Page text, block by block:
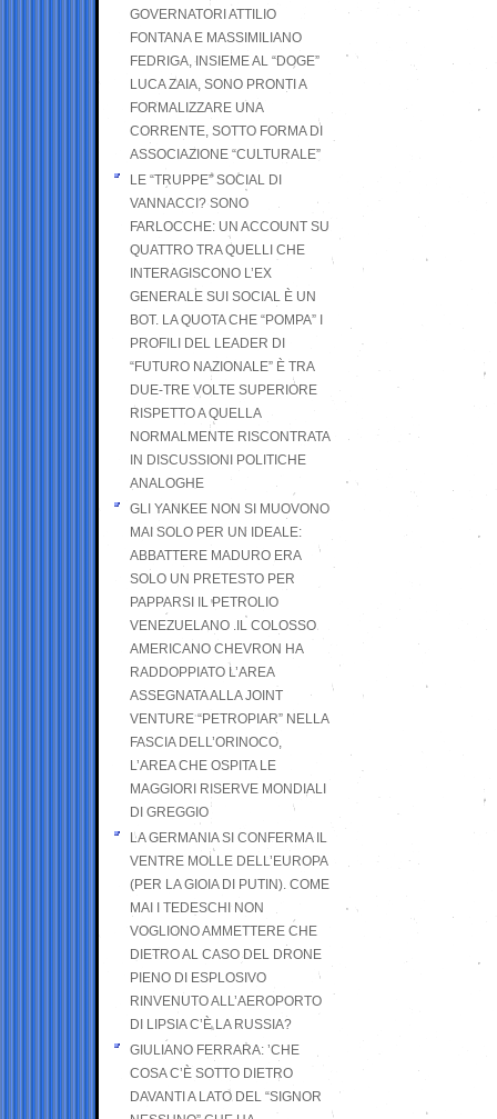
GOVERNATORI ATTILIO
FONTANA E MASSIMILIANO
FEDRIGA, INSIEME AL “DOGE”
LUCA ZAIA, SONO PRONTI A
FORMALIZZARE UNA
CORRENTE, SOTTO FORMA DI
ASSOCIAZIONE “CULTURALE”
LE “TRUPPE” SOCIAL DI
VANNACCI? SONO
FARLOCCHE: UN ACCOUNT SU
QUATTRO TRA QUELLI CHE
INTERAGISCONO L’EX
GENERALE SUI SOCIAL È UN
BOT. LA QUOTA CHE “POMPA” I
PROFILI DEL LEADER DI
“FUTURO NAZIONALE” È TRA
DUE-TRE VOLTE SUPERIORE
RISPETTO A QUELLA
NORMALMENTE RISCONTRATA
IN DISCUSSIONI POLITICHE
ANALOGHE
GLI YANKEE NON SI MUOVONO
MAI SOLO PER UN IDEALE:
ABBATTERE MADURO ERA
SOLO UN PRETESTO PER
PAPPARSI IL PETROLIO
VENEZUELANO .IL COLOSSO
AMERICANO CHEVRON HA
RADDOPPIATO L’AREA
ASSEGNATA ALLA JOINT
VENTURE “PETROPIAR” NELLA
FASCIA DELL’ORINOCO,
L’AREA CHE OSPITA LE
MAGGIORI RISERVE MONDIALI
DI GREGGIO
LA GERMANIA SI CONFERMA IL
VENTRE MOLLE DELL’EUROPA
(PER LA GIOIA DI PUTIN). COME
MAI I TEDESCHI NON
VOGLIONO AMMETTERE CHE
DIETRO AL CASO DEL DRONE
PIENO DI ESPLOSIVO
RINVENUTO ALL’AEROPORTO
DI LIPSIA C’È LA RUSSIA?
GIULIANO FERRARA: ’CHE
COSA C’È SOTTO DIETRO
DAVANTI A LATO DEL “SIGNOR